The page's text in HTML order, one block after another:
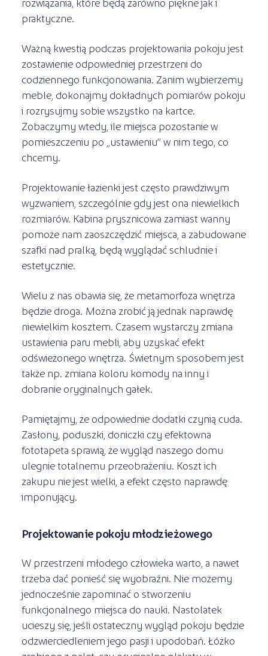
praktyczne.
Ważną kwestią podczas projektowania pokoju jest
zostawienie odpowiedniej przestrzeni do
codziennego funkcjonowania. Zanim wybierzemy
meble, dokonajmy dokładnych pomiarów pokoju
i rozrysujmy sobie wszystko na kartce.
Zobaczymy wtedy, ile miejsca pozostanie w
pomieszczeniu po „ustawieniu” w nim tego, co
chcemy.
Projektowanie łazienki jest często prawdziwym
wyzwaniem, szczególnie gdy jest ona niewielkich
rozmiarów. Kabina prysznicowa zamiast wanny
pomoże nam zaoszczędzić miejsca, a zabudowane
szafki nad pralką, będą wyglądać schludnie i
estetycznie.
Wielu z nas obawia się, że metamorfoza wnętrza
będzie droga. Można zrobić ją jednak naprawdę
niewielkim kosztem. Czasem wystarczy zmiana
ustawienia paru mebli, aby uzyskać efekt
odświeżonego wnętrza. Świetnym sposobem jest
także np. zmiana koloru komody na inny i
dobranie oryginalnych gałek.
Pamiętajmy, że odpowiednie dodatki czynią cuda.
Zasłony, poduszki, doniczki czy efektowna
fototapeta sprawią, że wygląd naszego domu
ulegnie totalnemu przeobrażeniu. Koszt ich
zakupu nie jest wielki, a efekt często naprawdę
imponujący.
Projektowanie pokoju młodzieżowego
W przestrzeni młodego człowieka warto, a nawet
trzeba dać ponieść się wyobraźni. Nie możemy
jednocześnie zapominać o stworzeniu
funkcjonalnego miejsca do nauki. Nastolatek
ucieszy się, jeśli ostateczny wygląd pokoju będzie
odzwierciedleniem jego pasji i upodobań. Łóżko